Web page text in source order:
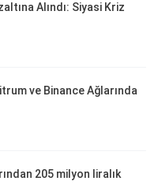
Alındı: Siyasi Kriz
ve Binance Ağlarında
205 milyon liralık